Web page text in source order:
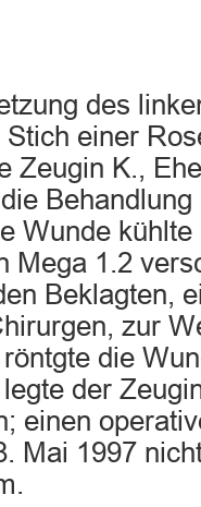
des
einer
Zeugin K.,
Wunde kühlte
Mega 1.2
Beklagten,
zur
die
der
einen
Mai 1997